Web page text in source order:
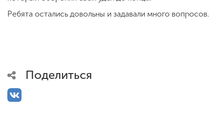
Ребята остались довольны и задавали много вопросов.
Поделиться